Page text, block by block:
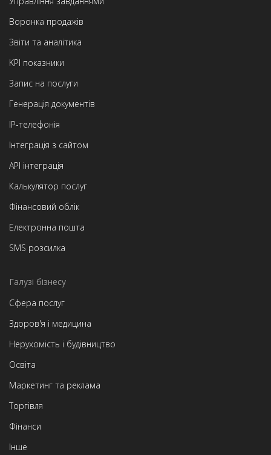
Воронка продажів
Звіти та аналітика
KPI показники
Запис на послуги
Генерація документів
IP-телефонія
Інтеграція з сайтом
API інтеграція
Калькулятор послуг
Фінансовий облік
Електронна пошта
SMS розсилка
Галузі бізнесу
Сфера послуг
Здоров'я і медицина
Нерухомість і будівництво
Освіта
Маркетинг та реклама
Торгівля
Фінанси
Інше